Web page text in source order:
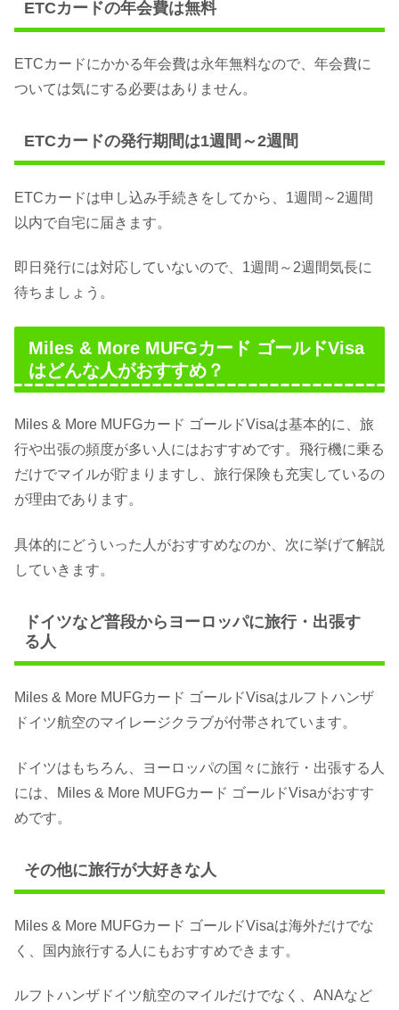
ETCカードの年会費は無料
ETCカードにかかる年会費は永年無料なので、年会費に
ついては気にする必要はありません。
ETCカードの発行期間は1週間～2週間
ETCカードは申し込み手続きをしてから、1週間～2週間
以内で自宅に届きます。
即日発行には対応していないので、1週間～2週間気長に
待ちましょう。
Miles & More MUFGカード ゴールドVisa
はどんな人がおすすめ？
Miles & More MUFGカード ゴールドVisaは基本的に、旅
行や出張の頻度が多い人にはおすすめです。飛行機に乗る
だけでマイルが貯まりますし、旅行保険も充実しているの
が理由であります。
具体的にどういった人がおすすめなのか、次に挙げて解説
していきます。
ドイツなど普段からヨーロッパに旅行・出張す
る人
Miles & More MUFGカード ゴールドVisaはルフトハンザ
ドイツ航空のマイレージクラブが付帯されています。
ドイツはもちろん、ヨーロッパの国々に旅行・出張する人
には、Miles & More MUFGカード ゴールドVisaがおすす
めです。
その他に旅行が大好きな人
Miles & More MUFGカード ゴールドVisaは海外だけでな
く、国内旅行する人にもおすすめできます。
ルフトハンザドイツ航空のマイルだけでなく、ANAなど